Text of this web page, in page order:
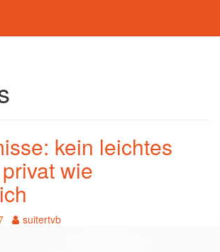
kein leichtes
wie
Author:
suitertvb